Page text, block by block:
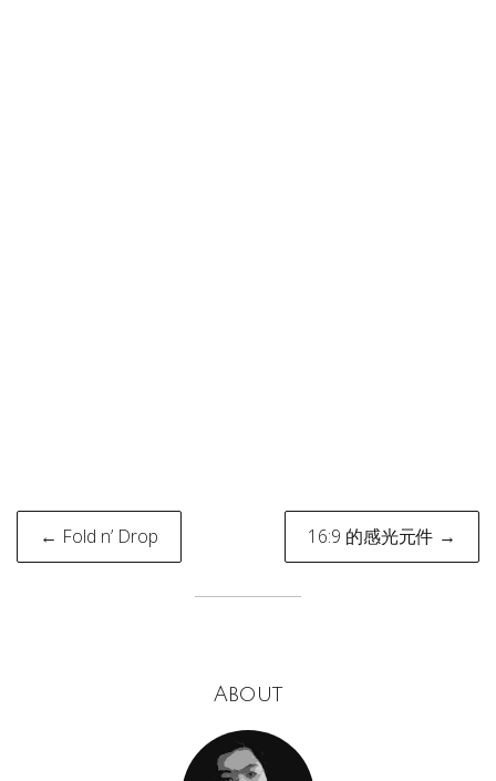
Post
navigation
← Fold n’ Drop 16:9 的感光元件 →
About